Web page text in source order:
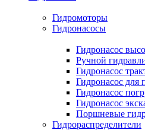
Гидромоторы
Гидронасосы
Гидронасос
Ручной
Гидронасос
Гидронасос для
Гидронасос
Гидронасос
Поршневые
Гидрораспределители